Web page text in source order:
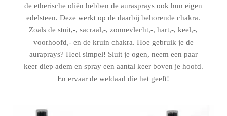
de etherische oliën hebben de aurasprays ook hun eigen
edelsteen. Deze werkt op de daarbij behorende chakra.
Zoals de stuit,-, sacraal,-, zonnevlecht,-, hart,-, keel,-,
voorhoofd,- en de kruin chakra. Hoe gebruik je de
auraprays? Heel simpel! Sluit je ogen, neem een paar
keer diep adem en spray een aantal keer boven je hoofd.
En ervaar de weldaad die het geeft!